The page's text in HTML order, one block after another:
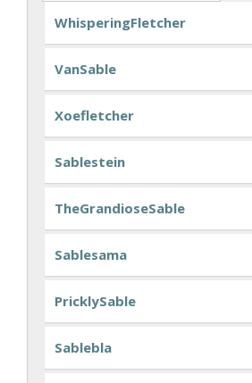
WhisperingFletcher
VanSable
Xoefletcher
Sablestein
TheGrandioseSable
Sablesama
PricklySable
Sablebla